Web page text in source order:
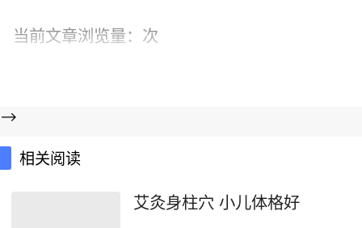
当前文章浏览量： 次
-->
相关阅读
艾灸身柱穴 小儿体格好